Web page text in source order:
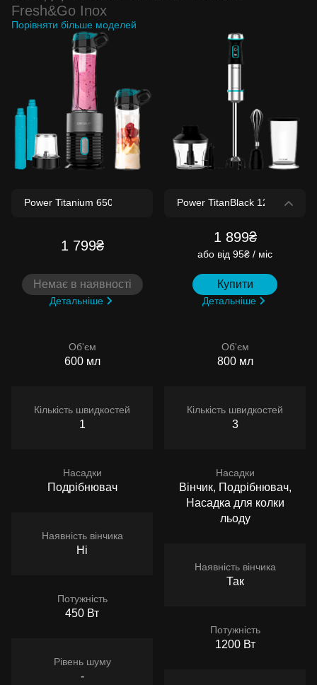
Fresh&Go Inox
Порівняти більше моделей
1 799₴
Немає в наявності
Детальніше
Об'єм
600 мл
Кількість швидкостей
1
Насадки
Подрібнювач
Наявність вінчика
Ні
Потужність
450 Вт
Рівень шуму
-
1 899₴
або від 95₴ / міс
Купити
Детальніше
Об'єм
800 мл
Кількість швидкостей
3
Насадки
Вінчик, Подрібнювач,
Насадка для колки
льоду
Наявність вінчика
Так
Потужність
1200 Вт